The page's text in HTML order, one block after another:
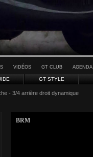
VIDÉOS GT CLUB AGENDA
GT STYLE
- 3/4 arrière droit dynamique
BRM